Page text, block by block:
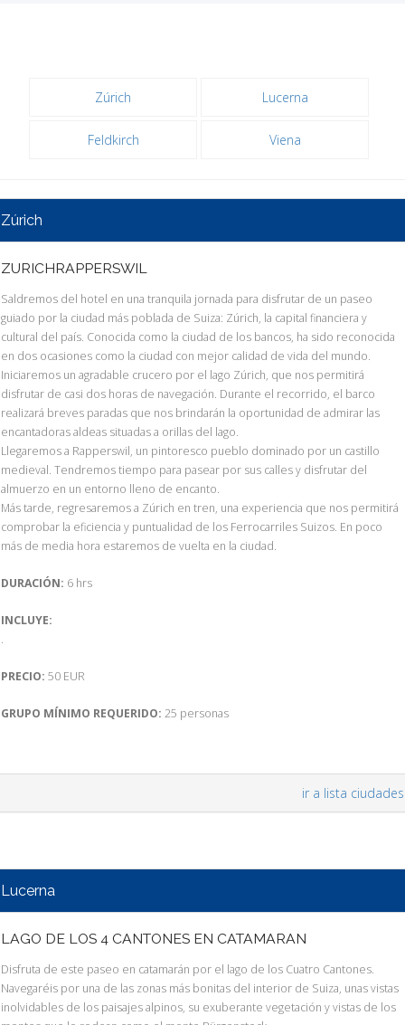
Zúrich Lucerna
Feldkirch Viena
Zúrich
ZURICHRAPPERSWIL
Saldremos del hotel en una tranquila jornada para disfrutar de un paseo
guiado por la ciudad más poblada de Suiza: Zúrich, la capital financiera y
cultural del país. Conocida como la ciudad de los bancos, ha sido reconocida
en dos ocasiones como la ciudad con mejor calidad de vida del mundo.
Iniciaremos un agradable crucero por el lago Zúrich, que nos permitirá
disfrutar de casi dos horas de navegación. Durante el recorrido, el barco
realizará breves paradas que nos brindarán la oportunidad de admirar las
encantadoras aldeas situadas a orillas del lago.
Llegaremos a Rapperswil, un pintoresco pueblo dominado por un castillo
medieval. Tendremos tiempo para pasear por sus calles y disfrutar del
almuerzo en un entorno lleno de encanto.
Más tarde, regresaremos a Zúrich en tren, una experiencia que nos permitirá
comprobar la eficiencia y puntualidad de los Ferrocarriles Suizos. En poco
más de media hora estaremos de vuelta en la ciudad.
DURACIÓN: 6 hrs
INCLUYE:
.
PRECIO: 50 EUR
GRUPO MÍNIMO REQUERIDO: 25 personas
ir a lista ciudades
Lucerna
LAGO DE LOS 4 CANTONES EN CATAMARAN
Disfruta de este paseo en catamarán por el lago de los Cuatro Cantones.
Navegaréis por una de las zonas más bonitas del interior de Suiza, unas vistas
inolvidables de los paisajes alpinos, su exuberante vegetación y vistas de los